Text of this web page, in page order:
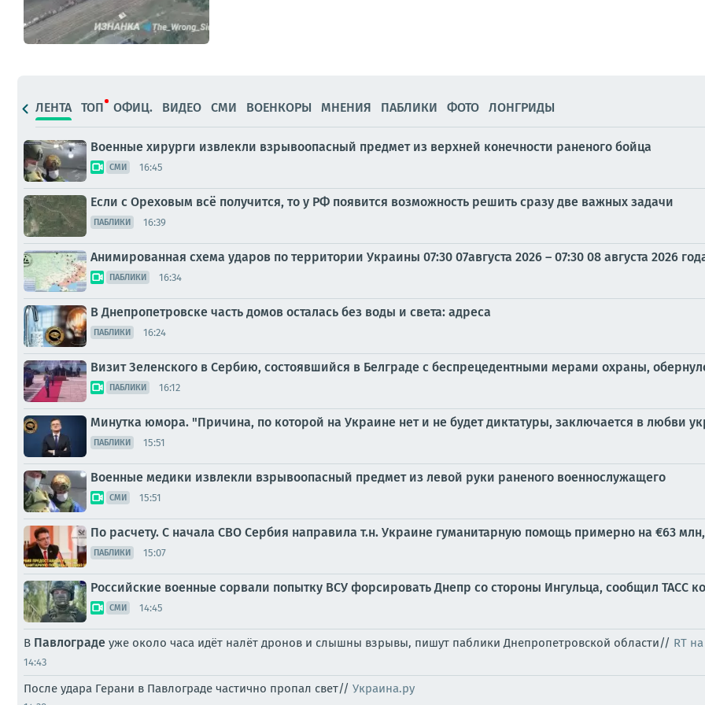
ЛЕНТА ТОП ОФИЦ. ВИДЕО СМИ ВОЕНКОРЫ МНЕНИЯ ПАБЛИКИ ФОТО ЛОНГРИДЫ
Военные хирурги извлекли взрывоопасный предмет из верхней конечности раненого бойца
СМИ 16:45
Если с Ореховым всё получится, то у РФ появится возможность решить сразу две важных задачи
ПАБЛИКИ 16:39
Анимированная схема ударов по территории Украины 07:30 07августа 2026 – 07:30 08 августа 2026
ПАБЛИКИ 16:34
В Днепропетровске часть домов осталась без воды и света: адреса
ПАБЛИКИ 16:24
Визит Зеленского в Сербию, состоявшийся в Белграде с беспрецедентными мерами охраны,
ПАБЛИКИ 16:12
Минутка юмора. "Причина, по которой на Украине нет и не будет диктатуры, заключается в любви
ПАБЛИКИ 15:51
Военные медики извлекли взрывоопасный предмет из левой руки раненого военнослужащего
СМИ 15:51
По расчету. С начала СВО Сербия направила т.н. Украине гуманитарную помощь примерно на €63
ПАБЛИКИ 15:07
Российские военные сорвали попытку ВСУ форсировать Днепр со стороны Ингульца, сообщил ТАСС
СМИ 14:45
В Павлограде уже около часа идёт налёт дронов и слышны взрывы, пишут паблики Днепропетровской области// RT
14:43
После удара Герани в Павлограде частично пропал свет// Украина.ру